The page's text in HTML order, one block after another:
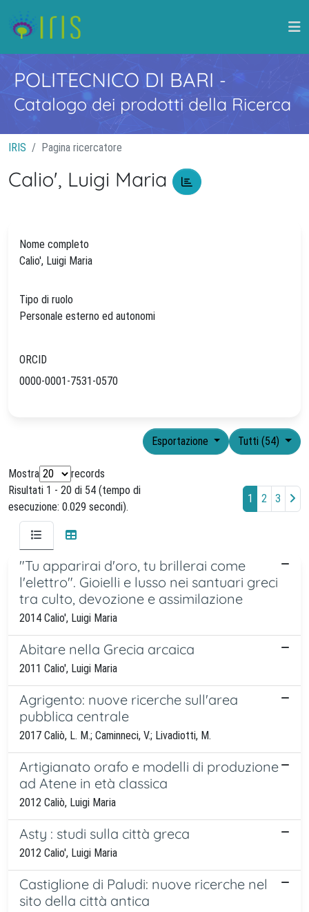
POLITECNICO DI BARI -
Catalogo dei prodotti della Ricerca
IRIS Pagina ricercatore
Calio', Luigi Maria
Nome completo
Calio', Luigi Maria
Tipo di ruolo
Personale esterno ed autonomi
ORCID
0000-0001-7531-0570
Tutti (54)
Esportazione
Mostra
records
Risultati 1 - 20 di 54 (tempo di
esecuzione: 0.029 secondi).
1 2 3
"Tu apparirai d'oro, tu brillerai come
l'elettro". Gioielli e lusso nei santuari greci
tra culto, devozione e assimilazione
2014 Calio', Luigi Maria
Abitare nella Grecia arcaica
2011 Calio', Luigi Maria
Agrigento: nuove ricerche sull'area
pubblica centrale
2017 Caliò, L. M.; Caminneci, V.; Livadiotti, M.
Artigianato orafo e modelli di produzione
ad Atene in età classica
2012 Caliò, Luigi Maria
Asty : studi sulla città greca
2012 Calio', Luigi Maria
Castiglione di Paludi: nuove ricerche nel
sito della città antica